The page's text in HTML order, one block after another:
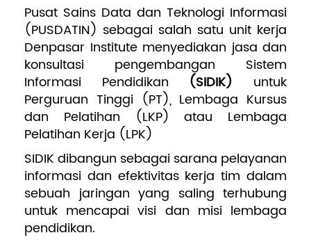
Pusat Sains Data dan Teknologi Informasi
(PUSDATIN) sebagai salah satu unit kerja
Denpasar Institute menyediakan jasa dan
konsultasi pengembangan Sistem
Informasi Pendidikan (SIDIK) untuk
Perguruan Tinggi (PT), Lembaga Kursus
dan Pelatihan (LKP) atau Lembaga
Pelatihan Kerja (LPK)
SIDIK dibangun sebagai sarana pelayanan
informasi dan efektivitas kerja tim dalam
sebuah jaringan yang saling terhubung
untuk mencapai visi dan misi lembaga
pendidikan.